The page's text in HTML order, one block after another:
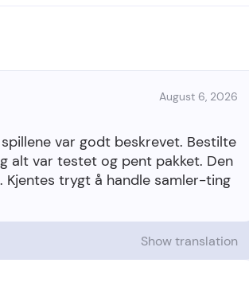
August 6, 2026
var godt beskrevet. Bestilte
alt var testet og pent pakket. Den
Kjentes trygt å handle samler-ting
Show translation